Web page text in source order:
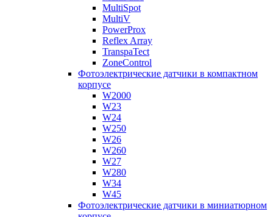
MultiSpot
MultiV
PowerProx
Reflex Array
TranspaTect
ZoneControl
Фотоэлектрические датчики в компактном
корпусе
W2000
W23
W24
W250
W26
W260
W27
W280
W34
W45
Фотоэлектрические датчики в миниатюрном